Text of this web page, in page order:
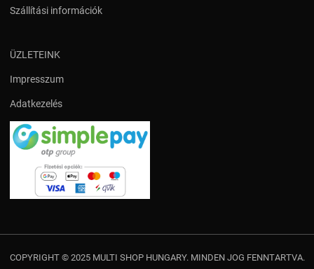
Szállítási információk
ÜZLETEINK
Impresszum
Adatkezelés
COPYRIGHT © 2025 MULTI SHOP HUNGARY. MINDEN JOG FENNTARTVA.